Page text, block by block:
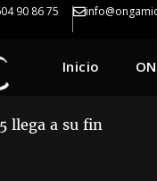
90 86 75
Inicio
llega a su fin